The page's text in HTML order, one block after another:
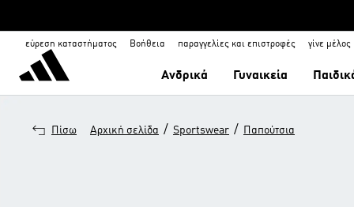
εύρεση καταστήματος Βοήθεια παραγγελίες και επιστροφές γίνε μέλος
Ανδρικά Γυναικεία
Πίσω Αρχική σελίδα / Sportswear / Παπούτσια